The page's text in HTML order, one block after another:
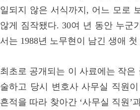
일되지 않은 서식까지, 어느 모로
않게 짐작됐다. 30여 년 동안 누군
서는 1988년 노무현이 남긴 생애
최초로 공개되는 이 사료에는 작
술하고 당시 변호사 사무실 직원
흔적을 따라 찾아간 ‘사무실 직원